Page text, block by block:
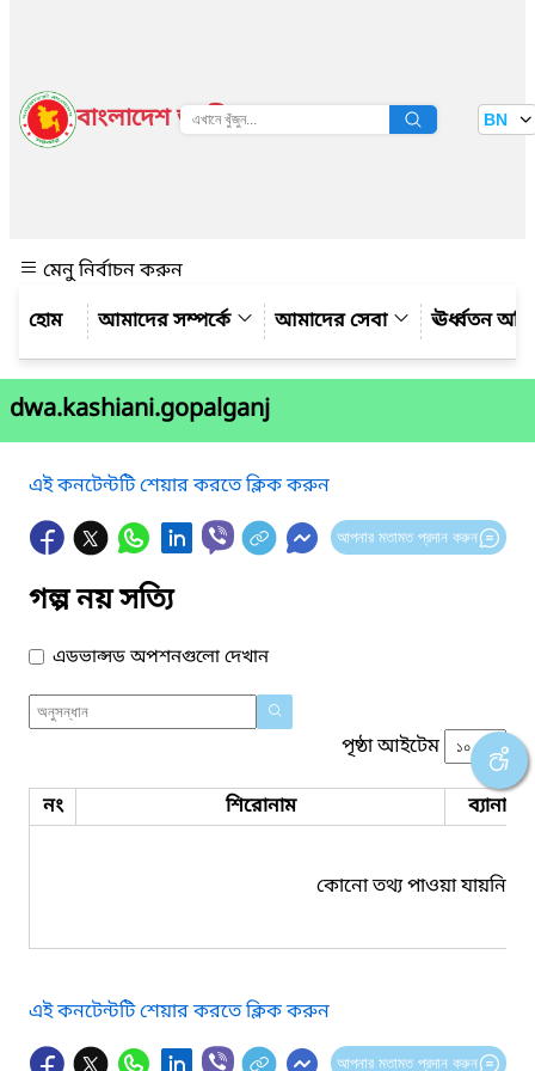
বাংলাদেশ জাতীয় তথ্য বাতায়ন BN
মেনু নির্বাচন করুন
আমাদের সম্পর্কে
আমাদের সেবা ঊর্ধ্বতন
dwa.kashiani.gopalganj
এই কনটেন্টটি শেয়ার করতে ক্লিক করুন
আপনার মতামত প্রদান করুন
গল্প নয় সত্যি
এডভান্সড অপশনগুলো দেখান
পৃষ্ঠা আইটেম
নং শিরোনাম ব্যানার
কোনো তথ্য পাওয়া যায়নি।
এই কনটেন্টটি শেয়ার করতে ক্লিক করুন
আপনার মতামত প্রদান করুন